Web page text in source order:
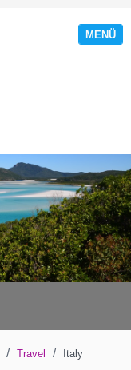
MENÜ
/ Travel /
Italy